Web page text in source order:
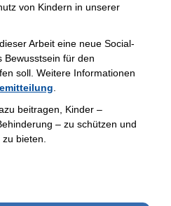
von Kindern in unserer
Arbeit eine neue Social-
Bewusstsein für den
soll. Weitere Informationen
beitragen, Kinder –
– zu schützen und
bieten.